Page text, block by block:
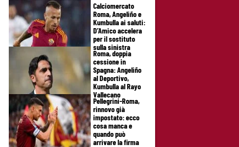
Calciomercato
Roma, Angeliño e
Kumbulla ai saluti:
D’Amico accelera
per il sostituto
sulla sinistra
Roma, doppia
cessione in
Spagna: Angeliño
al Deportivo,
Kumbulla al Rayo
Vallecano
Pellegrini-Roma,
rinnovo già
impostato: ecco
cosa manca e
quando può
arrivare la firma